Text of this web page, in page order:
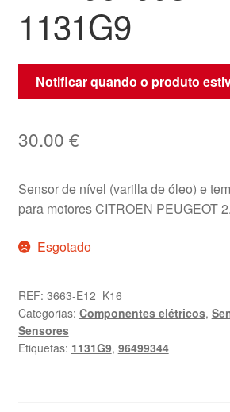
1131G9
Notificar quando o produto
30.00 €
Sensor de nível (varilla de óleo) e
para motores CITROEN PEUGEOT
Esgotado
REF: 3663-E12_K16
Categorias: Componentes elétricos,
Sensores
Etiquetas: 1131G9, 96499344